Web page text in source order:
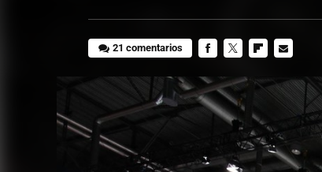
21 comentarios
MAIL